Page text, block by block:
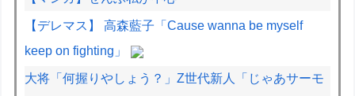
【デレマス】 高森藍子「Cause wanna be myself
keep on fighting」
大将「何握りやしょう？」Z世代新人「じゃあサーモ